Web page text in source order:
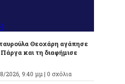
Θεοχάρη αγάπησε
και τη διαφήμισε
2026, 9:40 μμ | 0 σχόλια